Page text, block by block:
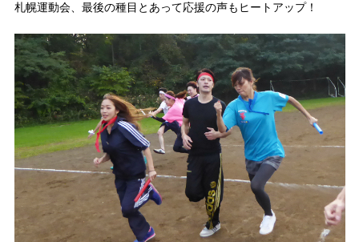
札幌運動会、最後の種目とあって応援の声もヒートアップ！